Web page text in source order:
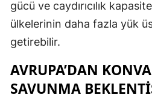
gücü ve caydırıcılık
ülkelerinin daha fazla yük
getirebilir.
AVRUPA’DAN
SAVUNMA